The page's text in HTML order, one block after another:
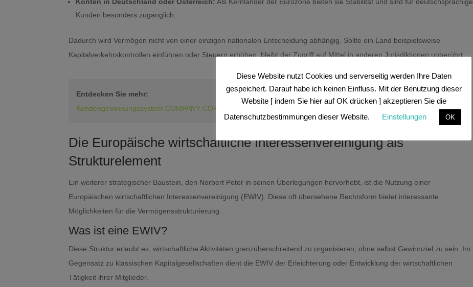
Konten in Deutschland oder Österreich: Als Kernländer der Eurozone bieten sie Stabilität und sind für deutschsprachige
Kunden besonders zugänglich.
Dadurch wird Vermögen nicht von einer einzigen nationalen Entscheidung abhängig. Sollte ein Land beispielsweise
Kapitalverkehrskontrollen einführen oder Steuern erhöhen, bleibt der Zugriff auf Mittel in anderen Jurisdiktionen unberührt.
Entdecken Sie mehr:
Kundengewinnungssystem COMPANY CORE von Justin Peter – Warme Leads statt Kaltakquise
Die Europäische wirtschaftliche Interessenvereinigung als
Strukturelement
Ein weiterer strategischer Baustein, den Norbert Peter in seinen Überlegungen hervorhebt, ist die Nutzung einer
Europäischen wirtschaftlichen Interessenvereinigung (EWIV). Diese oft übersehene Rechtsform bietet interessante
Möglichkeiten für die Vermögensstrukturierung.
Was ist eine EWIV?
Diese Struktur erlaubt es, wirtschaftliche Aktivitäten grenzüberschreitend zu organisieren, ohne selbst Gewinnziel zu sein. Im
Gegensatz zu klassischen Kapitalgesellschaften dient die EWIV der Erleichterung oder Entwicklung der wirtschaftlichen
Tätigkeit ihrer Mitglieder.
Diese Website nutzt Cookies und serverseitig werden Ihre Daten
gespeichert. Darauf habe ich keinen Einfluss. Mit der Benutzung dieser
Website [ indem Sie hier auf OK drücken ] akzeptieren Sie die
Datenschutzbestimmungen dieser Website.
Einstellungen OK